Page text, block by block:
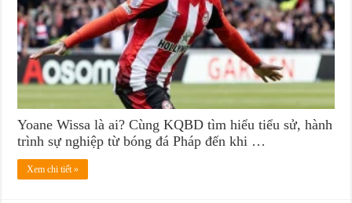
Yoane Wissa là ai? Cùng KQBD tìm hiểu tiểu sử, hành
trình sự nghiệp từ bóng đá Pháp đến khi …
Xem chi tiết »